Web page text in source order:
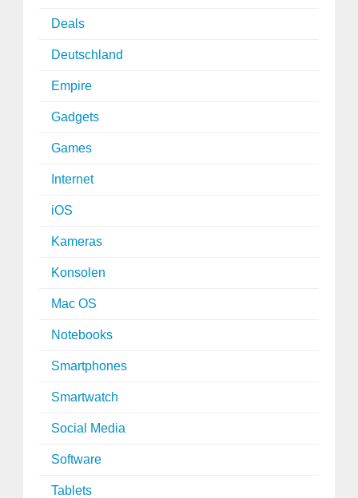
Deals
Deutschland
Empire
Gadgets
Games
Internet
iOS
Kameras
Konsolen
Mac OS
Notebooks
Smartphones
Smartwatch
Social Media
Software
Tablets